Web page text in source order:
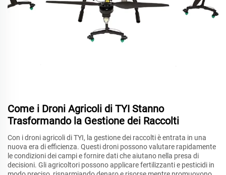
Come i Droni Agricoli di TYI Stanno
Trasformando la Gestione dei Raccolti
Con i droni agricoli di TYI, la gestione dei raccolti è entrata in una
nuova era di efficienza. Questi droni possono valutare rapidamente
le condizioni dei campi e fornire dati che aiutano nella presa di
decisioni. Gli agricoltori possono applicare fertilizzanti e pesticidi in